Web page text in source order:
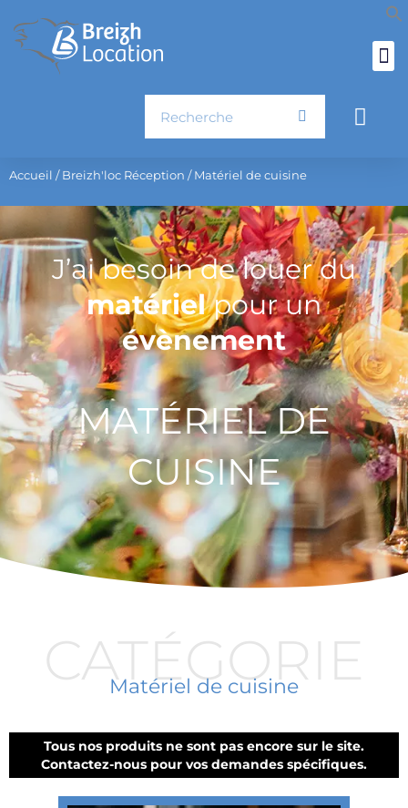
au
contenu
Accueil / Breizh'loc Réception / Matériel de cuisine
J’ai besoin de louer du
matérielpour un
évènement
MATÉRIEL DE
CUISINE
CATÉGORIE
Matériel de cuisine
Tous nos produits ne sont pas encore sur le site.
Contactez-nous pour vos demandes spécifiques.